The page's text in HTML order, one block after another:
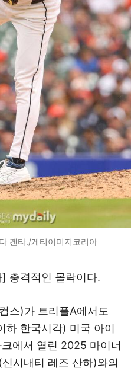
겐타./게티이미지코리아
충격적인 몰락이다.
스)가 트리플A에서도
하 한국시각) 미국 아이
에서 열린 2025 마이너
시내티 레즈 산하)와의